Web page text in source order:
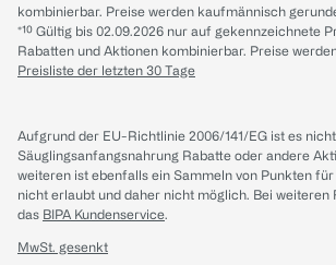
kombinierbar. Preise werden kaufmännisch
*¹⁰ Gültig bis 02.09.2026 nur auf gekennzeichnete
Rabatten und Aktionen kombinierbar. Preise
Preisliste der letzten 30 Tage
Aufgrund der EU-Richtlinie 2006/141/EG ist es
Säuglingsanfangsnahrung Rabatte oder andere
weiteren ist ebenfalls ein Sammeln von Punkten
nicht erlaubt und daher nicht möglich. Bei weiteren
das BIPA Kundenservice.
MwSt. gesenkt